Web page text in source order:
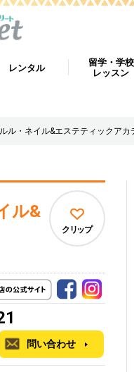
レンタル
留学・学校
レッスン
ル・ネイル&エステティックアカ
ル&
クリップ
問い合わせ